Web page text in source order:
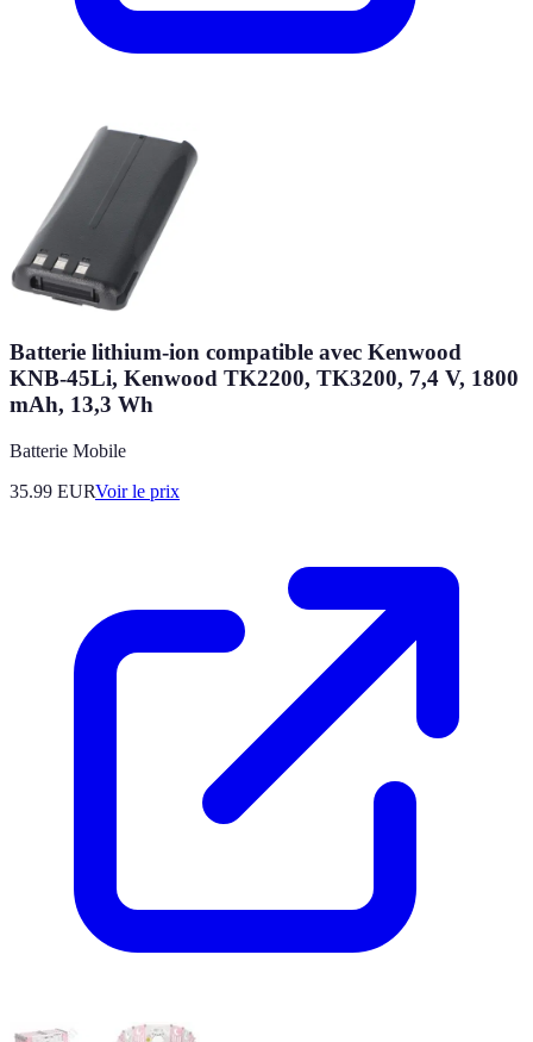
Batterie lithium-ion compatible avec Kenwood
KNB-45Li, Kenwood TK2200, TK3200, 7,4 V, 1800
mAh, 13,3 Wh
Batterie Mobile
35.99 EURVoir le prix